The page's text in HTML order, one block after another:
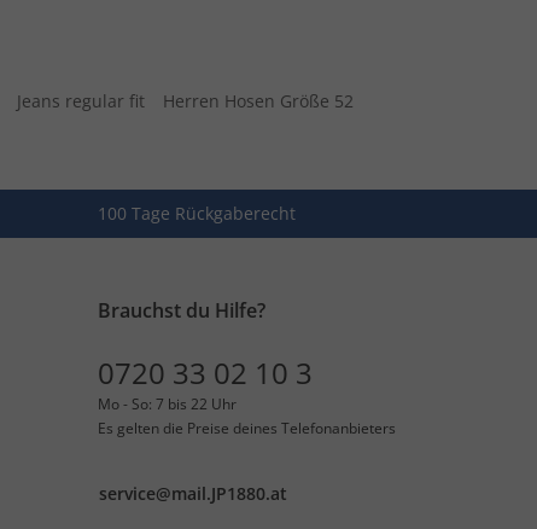
Jeans regular fit
Herren Hosen Größe 52
100 Tage Rückgaberecht
Brauchst du Hilfe?
0720 33 02 10 3
Mo - So: 7 bis 22 Uhr
Es gelten die Preise deines Telefonanbieters
service@mail.JP1880.at